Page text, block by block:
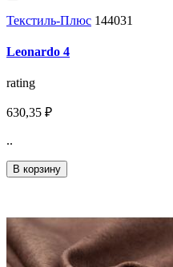
Текстиль-Плюс 144031
Leonardo 4
rating
630,35 ₽
..
В корзину